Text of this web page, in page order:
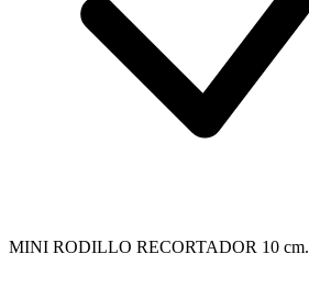
MINI RODILLO RECORTADOR 10 cm.